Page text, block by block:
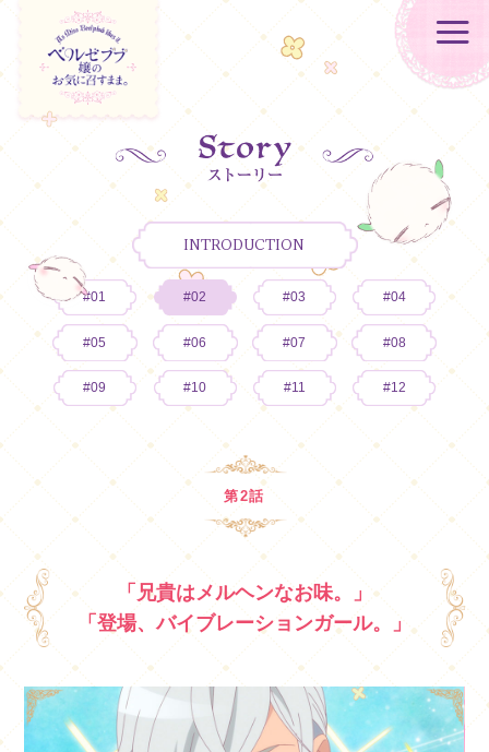
INTRODUCTION
#01 #02 #03 #04
#05 #06 #07 #08
#09 #10 #11 #12
第2話
「兄貴はメルヘンなお味。」
「登場、バイブレーションガール。」